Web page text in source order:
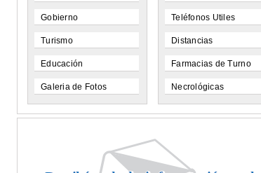
Gobierno
Turismo
Educación
Galeria de Fotos
Teléfonos Utiles
Distancias
Farmacias de Turno
Necrológicas